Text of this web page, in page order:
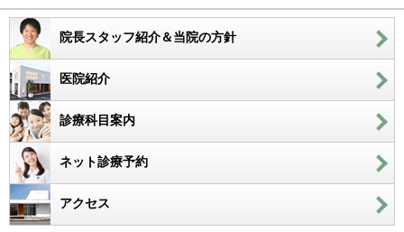
院長スタッフ紹介＆当院の方針
医院紹介
診療科目案内
ネット診療予約
アクセス